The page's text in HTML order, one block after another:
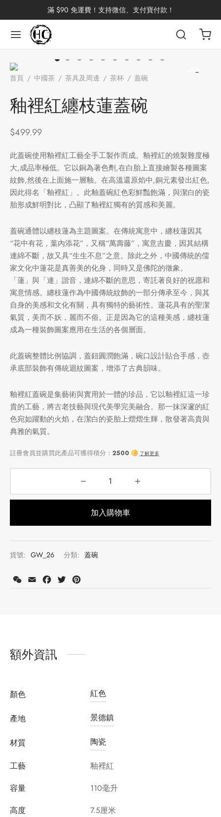
滿 $90 免運費！支持微信、支付寶付款！
首頁 / 中國茶 / 茶具及周邊 / 茶杯 / 蓋碗
釉裡紅纏枝蓮蓋碗
$499.99
此蓋碗使用釉裡紅工藝全手工製作而成。釉裡紅的燒製難度極
大,成品率極低。它以銅為著色劑,在白胎上直接繪製各種圖案
紋飾,然後在上面施一層釉。在高溫還原焰中,銅元素發出紅色,
因此得名「釉裡紅」。此釉蓋碗紅色彩鮮豔飽滿，與潔白的瓷
胎形成鮮明對比，凸顯了釉裡紅獨有的質感和美麗。
蓋碗通體以纏枝蓮為主題圖案。在傳統寓意中，纏枝蓮因其
“花中有花，葉內添花”，又稱“萬壽藤”，寓意吉慶，因其結構
連綿不斷，故又具“生生不息”之意。除此之外，中國傳統的儒
家文化中蓮花是真善美的化身，同時又是佛陀的徵象。
「蓮」與「連」諧音，連綿不斷的意思，寄託著良好的祝愿和
寓意情感。纏枝蓮作為中國傳統紋飾的一部分傳承至今，與其
自身的美感和文化有關，具有獨特的藝術性。蓮花具有的聖潔
氣質，美而不妖，麗而不俗。正是因為它的這種美感，纏枝蓮
成為一種裝飾圖案應用在生活的各個層面。
此蓋碗整體比例協調，蓋鈕圓潤飽滿，碗口設計貼合手感，壺
承底部裝飾有傳統迴紋圖案，增添了古典韻味。
釉裡紅蓋碗是集藝術與實用於一體的珍品，它以釉裡紅這一珍
貴的工藝，將古老技藝與現代美學完美融合。那一抹深邃的紅
色宛如躍動的火焰，在潔白的瓷胎上熠熠生輝，散發著高貴與
典雅的氣質。
加入購物車
貨號: GW_26 分類: 蓋碗
WeChat
Email Facebook
Twitter
額外資訊
顏色 紅色
產地 景德鎮
材質 陶瓷
工藝
釉裡紅
容量
110毫升
高度
7.5厘米
茶
國茶
品
分類
分類
分類
分類
茶坊
裝
具
儲